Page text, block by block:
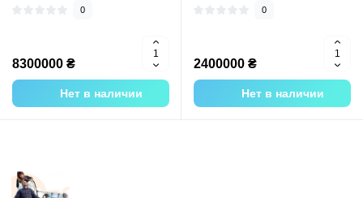
0
8300000 ₴
Нет в наличии
0
2400000 ₴
Нет в наличии